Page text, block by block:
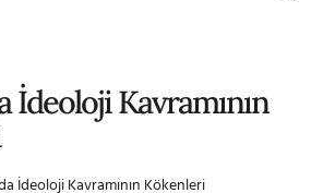
İdeoloji Kavramının
İdeoloji Kavramının Kökenleri